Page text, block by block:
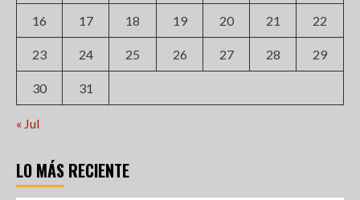
16 17 18 19 20 21 22
23 24 25 26 27 28 29
30 31
« Jul
LO MÁS RECIENTE